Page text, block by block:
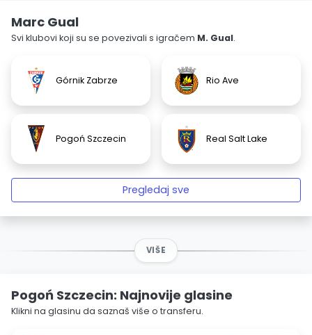
Marc Gual
Svi klubovi koji su se povezivali s igračem M. Gual.
Górnik Zabrze Rio Ave
Pogoń Szczecin Real Salt Lake
Pregledaj sve
VIŠE
Pogoń Szczecin: Najnovije glasine
Klikni na glasinu da saznaš više o transferu.